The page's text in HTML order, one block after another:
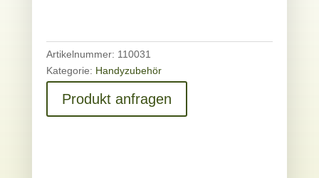
Artikelnummer: 110031
Kategorie: Handyzubehör
Produkt anfragen